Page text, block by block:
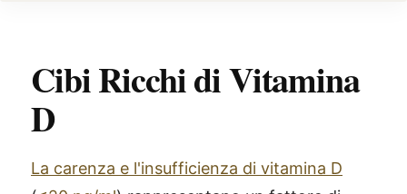
Cibi Ricchi di Vitamina
D
La carenza e l'insufficienza di vitamina D